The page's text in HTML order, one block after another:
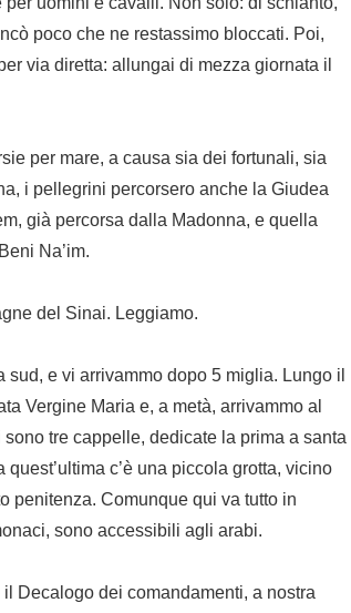
poco che ne restassimo bloccati. Poi,
via diretta: allungai di mezza giornata il
per mare, a causa sia dei fortunali, sia
i pellegrini percorsero anche la Giudea
già percorsa dalla Madonna, e quella
Na’im.
del Sinai. Leggiamo.
e vi arrivammo dopo 5 miglia. Lungo il
Vergine Maria e, a metà, arrivammo al
tre cappelle, dedicate la prima a santa
c’è una piccola grotta, vicino
penitenza. Comunque qui va tutto in
sono accessibili agli arabi.
Decalogo dei comandamenti, a nostra